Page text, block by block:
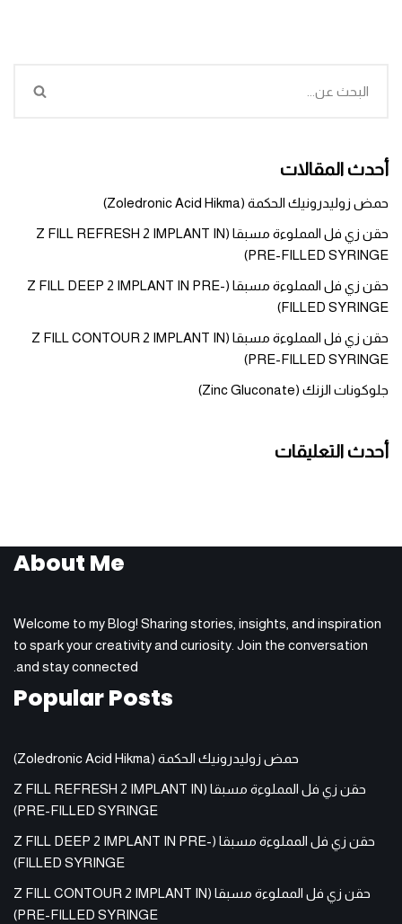
أحدث المقالات
حمض زوليدرونيك الحكمة (Zoledronic Acid Hikma)
حقن زي فل المملوءة مسبقا (Z FILL REFRESH 2 IMPLANT IN
PRE-FILLED SYRINGE)
حقن زي فل المملوءة مسبقا (Z FILL DEEP 2 IMPLANT IN PRE-
FILLED SYRINGE)
حقن زي فل المملوءة مسبقا (Z FILL CONTOUR 2 IMPLANT IN
PRE-FILLED SYRINGE)
جلوكونات الزنك (Zinc Gluconate)
أحدث التعليقات
About Me
Welcome to my Blog! Sharing stories, insights, and inspiration
to spark your creativity and curiosity. Join the conversation
and stay connected.
Popular Posts
حمض زوليدرونيك الحكمة (Zoledronic Acid Hikma)
حقن زي فل المملوءة مسبقا (Z FILL REFRESH 2 IMPLANT IN
PRE-FILLED SYRINGE)
حقن زي فل المملوءة مسبقا (Z FILL DEEP 2 IMPLANT IN PRE-
FILLED SYRINGE)
حقن زي فل المملوءة مسبقا (Z FILL CONTOUR 2 IMPLANT IN
PRE-FILLED SYRINGE)